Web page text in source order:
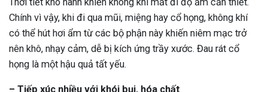
Thời tiết khô hanh khiến không khí mất đi độ ẩm cần thiết.
Chính vì vậy, khi đi qua mũi, miệng hay cổ họng, không khí
có thể hút hơi ẩm từ các bộ phận này khiến niêm mạc trở
nên khô, nhạy cảm, dễ bị kích ứng trầy xước. Đau rát cổ
họng là một hậu quả tất yếu.
– Tiếp xúc nhiều với khói bụi, hóa chất